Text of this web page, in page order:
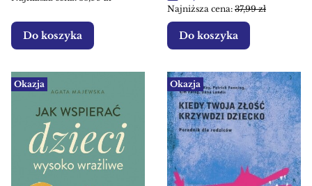
Do koszyka
wewnętrzną? - Książka
dla rodziców
Najniższa cena: 37,99 zł
Do koszyka
Okazja Okazja